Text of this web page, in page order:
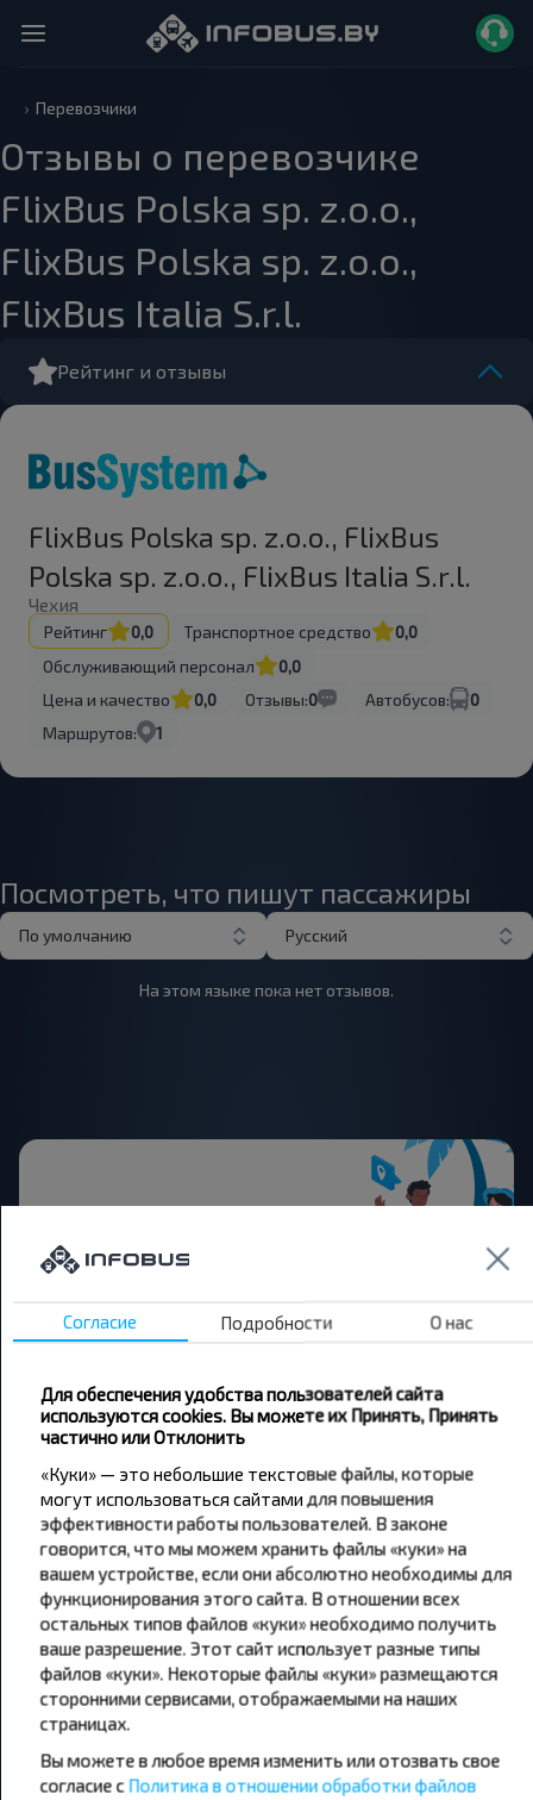
Перевозчики
Отзывы о перевозчике
FlixBus Polska sp. z.o.o.,
FlixBus Polska sp. z.o.o.,
FlixBus Italia S.r.l.
Рейтинг и отзывы
FlixBus Polska sp. z.o.o., FlixBus
Polska sp. z.o.o., FlixBus Italia S.r.l.
Чехия
Рейтинг 0,0 Транспортное средство
0,0
Обслуживающий персонал
0,0
Цена и качество
0,0 Отзывы:0 Автобусов:
0
Маршрутов:
1
Посмотреть, что пишут пассажиры
По умолчанию Русский
На этом языке пока нет отзывов.
Хотите
путешествовать
дешевле?
Не пропусти специальные акции, скидки и
другие интересные предложения INFOBUS.
Подпишись на получение новостей и
путешествуй с нами дешевле!
Подписаться
Согласие Подробности О нас
Для обеспечения удобства пользователей сайта
используются cookies. Вы можете их Принять, Принять
частично или Отклонить
«Куки» — это небольшие текстовые файлы, которые
могут использоваться сайтами для повышения
эффективности работы пользователей. В законе
говорится, что мы можем хранить файлы «куки» на
вашем устройстве, если они абсолютно необходимы для
функционирования этого сайта. В отношении всех
остальных типов файлов «куки» необходимо получить
ваше разрешение. Этот сайт использует разные типы
файлов «куки». Некоторые файлы «куки» размещаются
сторонними сервисами, отображаемыми на наших
страницах.
Вы можете в любое время изменить или отозвать свое
согласие сПолитика в отношении обработки файлов